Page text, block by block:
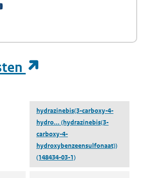
in een nieuw tabblad)
hydrazinebis(3-carboxy-4-
hydro... (hydrazinebis(3-
carboxy-4-
hydroxybenzeensulfonaat))
(148434-03-1)